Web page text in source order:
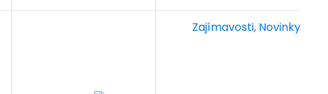
Zajímavosti, Novinky